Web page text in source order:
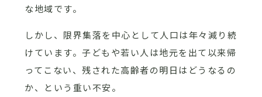
な地域です。
しかし、限界集落を中心として人口は年々減り続
けています。子どもや若い人は地元を出て以来帰
ってこない、残された高齢者の明日はどうなるの
か、という重い不安。